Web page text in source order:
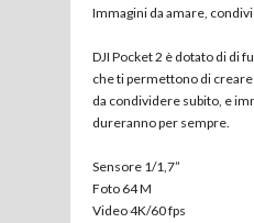
Immagini da amare,
DJI Pocket 2 è dotato di di
che ti permettono di
da condividere subito, e
dureranno per sempre.
Sensore 1/1,7”
Foto 64 M
Video 4K/60 fps